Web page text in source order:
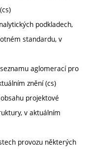
podkladech,
standardu, v
aglomerací pro
znění (cs)
projektové
v aktuálním
provozu některých